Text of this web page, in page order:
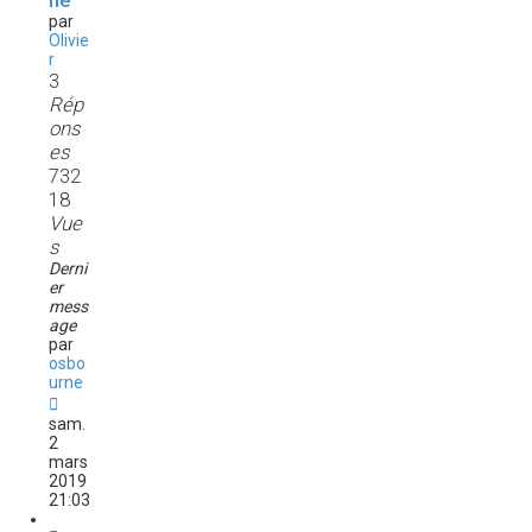
par
Olivie
r
3
Rép
ons
es
732
18
Vue
s
Derni
er
mess
age
par
osbo
urne
sam.
2
mars
2019
21:03